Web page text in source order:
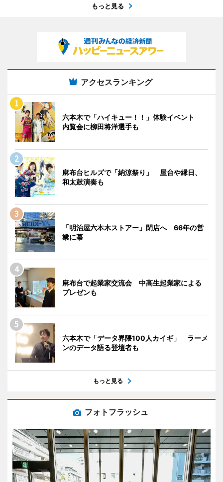
もっと見る
アクセスランキング
六本木で「ハイキュー！！」体験イベント
内覧会に柳田将洋選手も
麻布台ヒルズで「納涼祭り」 屋台や縁日、
和太鼓演奏も
「明治屋六本木ストアー」閉店へ 66年の営
業に幕
麻布台で起業家交流会 中高生起業家による
プレゼンも
六本木で「データ界隈100人カイギ」 ラーメ
ンのデータ語る登壇者も
もっと見る
フォトフラッシュ